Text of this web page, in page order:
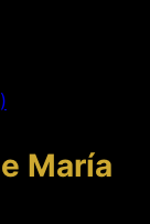
María